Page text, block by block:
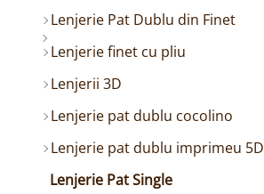
Lenjerie Pat Dublu din Finet
Lenjerie finet cu pliu
Lenjerii 3D
Lenjerie pat dublu cocolino
Lenjerie pat dublu imprimeu 5D
Lenjerie Pat Single